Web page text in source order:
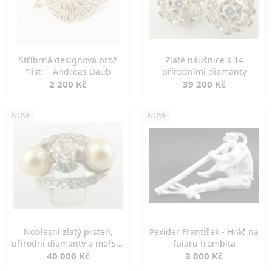
Stříbrná designová brož
"list" - Andreas Daub
2 200 Kč
Zlaté náušnice s 14
přírodními diamanty
39 200 Kč
NOVÉ
Noblesní zlatý prsten,
přírodní diamanty a mořské
perly
40 000 Kč
NOVÉ
Pexider František - Hráč na
fujaru trombita
3 000 Kč